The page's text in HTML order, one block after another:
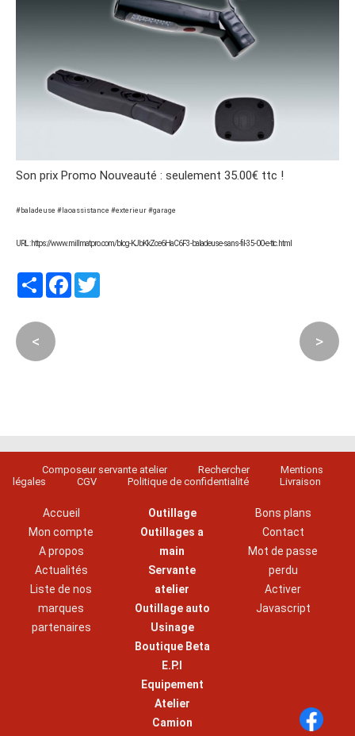
Son prix Promo Nouveauté : seulement 35.00€ ttc !
#baladeuse #laoassistance #exterieur #garage
URL : https://www.millmatpro.com/blog-KJbKkZce6HaC6F3-baladeuse-sans-fil-35-00-e-ttc.html
PartagerFacebook
< >
Composeur servante atelier Rechercher
Mentions
légales
CGV Politique de confidentialité Livraison
Accueil
Mon compte
A propos
Actualités
Liste de nos
marques
partenaires
Outillage
Outillages a
main
Servante
atelier
Outillage auto
Usinage
Boutique Beta
E.P.I
Equipement
Atelier
Camion
Bons plans
Contact
Mot de passe
perdu
Activer
Javascript